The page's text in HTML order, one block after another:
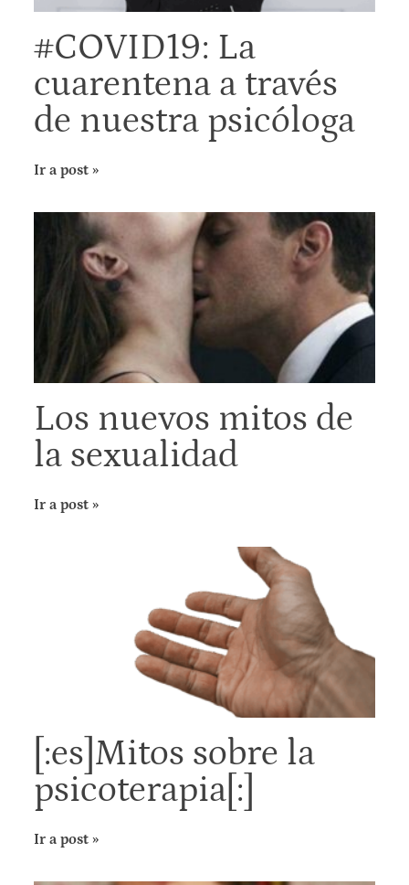
#COVID19: La
cuarentena a través
de nuestra psicóloga
Ir a post »
Los nuevos mitos de
la sexualidad
Ir a post »
[:es]Mitos sobre la
psicoterapia[:]
Ir a post »